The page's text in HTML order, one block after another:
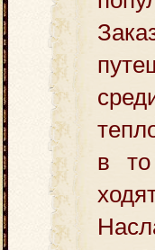
в то